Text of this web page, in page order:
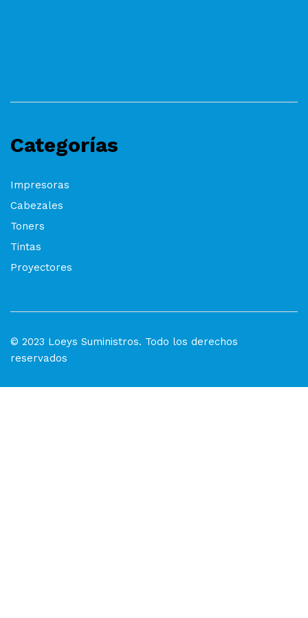
Categorías
Impresoras
Cabezales
Toners
Tintas
Proyectores
© 2023 Loeys Suministros. Todo los derechos
reservados